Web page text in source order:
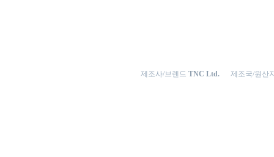
제조사/브렌드 TNC Ltd. 제조국/원산